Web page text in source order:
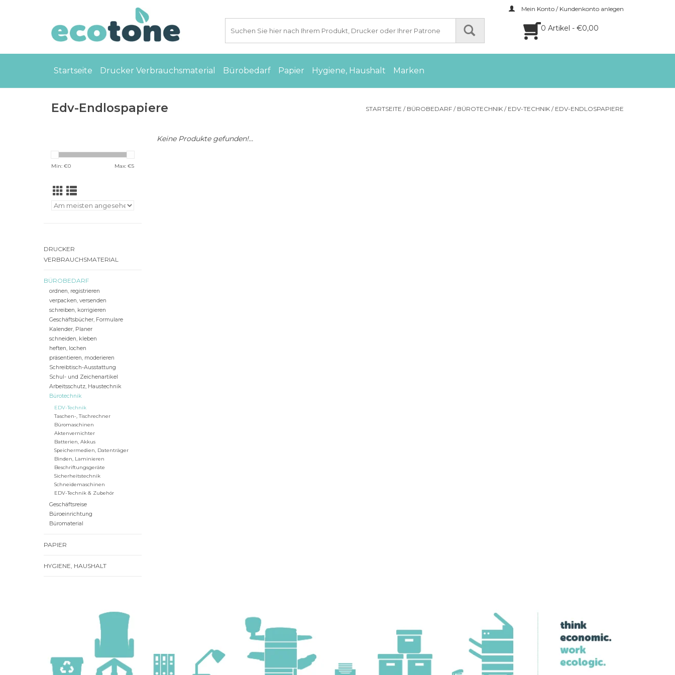
Mein Konto / Kundenkonto anlegen
0 Artikel - €0,00
Startseite Drucker Verbrauchsmaterial Bürobedarf Papier Hygiene, Haushalt Marken
Edv-Endlospapiere STARTSEITE / BÜROBEDARF / BÜROTECHNIK / EDV-TECHNIK / EDV-ENDLOSPAPIERE
Min: €0 Max: €5
DRUCKER
VERBRAUCHSMATERIAL
BÜROBEDARF
ordnen, registrieren
verpacken, versenden
schreiben, korrigieren
Geschäftsbücher, Formulare
Kalender, Planer
schneiden, kleben
heften, lochen
präsentieren, moderieren
Schreibtisch-Ausstattung
Schul- und Zeichenartikel
Arbeitsschutz, Haustechnik
Bürotechnik
EDV-Technik
Taschen-, Tischrechner
Büromaschinen
Aktenvernichter
Batterien, Akkus
Speichermedien, Datenträger
Binden, Laminieren
Beschriftungsgeräte
Sicherheitstechnik
Schneidemaschinen
EDV-Technik & Zubehör
Geschäftsreise
Büroeinrichtung
Büromaterial
PAPIER
HYGIENE, HAUSHALT
Keine Produkte gefunden!...